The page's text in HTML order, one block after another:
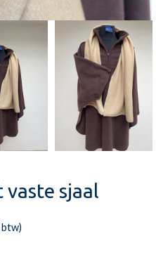
vaste sjaal
btw)